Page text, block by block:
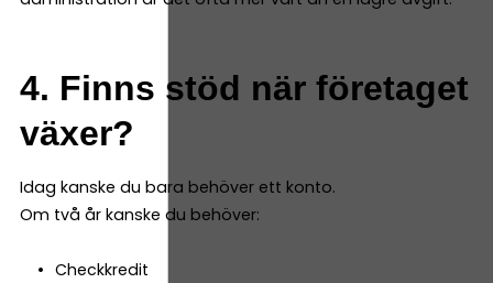
4. Finns stöd när företaget
växer?
Idag kanske du bara behöver ett konto.
Om två år kanske du behöver:
Checkkredit